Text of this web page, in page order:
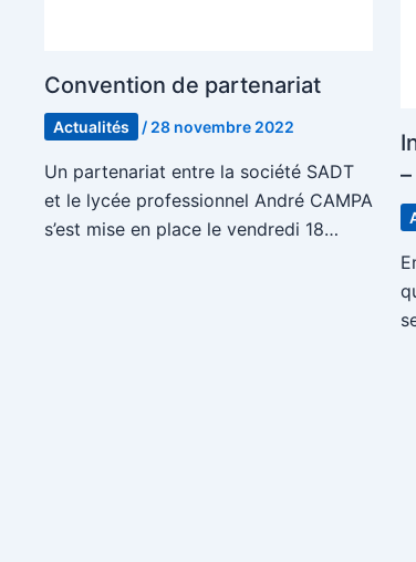
Convention de partenariat
Actualités / 28 novembre 2022
Un partenariat entre la société SADT
et le lycée professionnel André CAMPA
s’est mise en place le vendredi 18…